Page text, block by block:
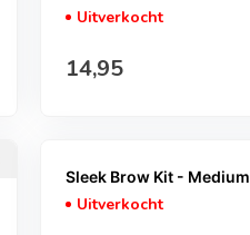
Uitverkocht
Normale prijs
14,95
Sleek Brow Kit - Medium
Uitverkocht